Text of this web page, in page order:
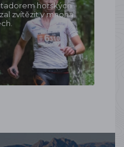
horských
zvítězit v mnoha